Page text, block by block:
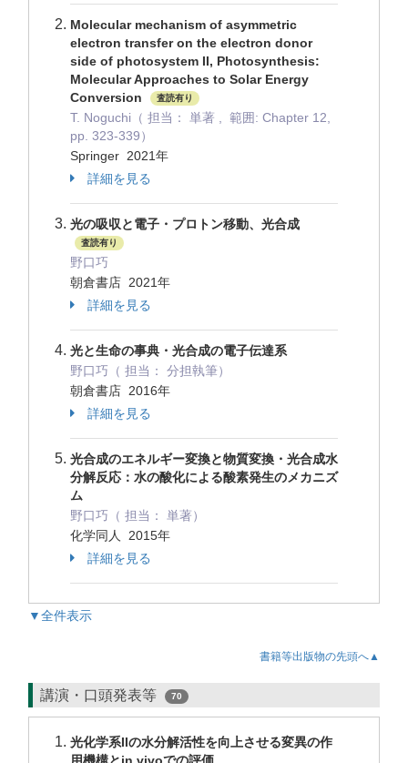
Molecular mechanism of asymmetric
electron transfer on the electron donor
side of photosystem II, Photosynthesis:
Molecular Approaches to Solar Energy
Conversion
査読有り
T. Noguchi（ 担当： 単著 , 範囲: Chapter 12,
pp. 323-339）
Springer 2021年
詳細を見る
光の吸収と電子・プロトン移動、光合成
査読有り
野口巧
朝倉書店 2021年
詳細を見る
光と生命の事典・光合成の電子伝達系
野口巧（ 担当： 分担執筆）
朝倉書店 2016年
詳細を見る
光合成のエネルギー変換と物質変換・光合成水
分解反応：水の酸化による酸素発生のメカニズ
ム
野口巧（ 担当： 単著）
化学同人 2015年
詳細を見る
▼全件表示
書籍等出版物の先頭へ▲
講演・口頭発表等 70
光化学系IIの水分解活性を向上させる変異の作